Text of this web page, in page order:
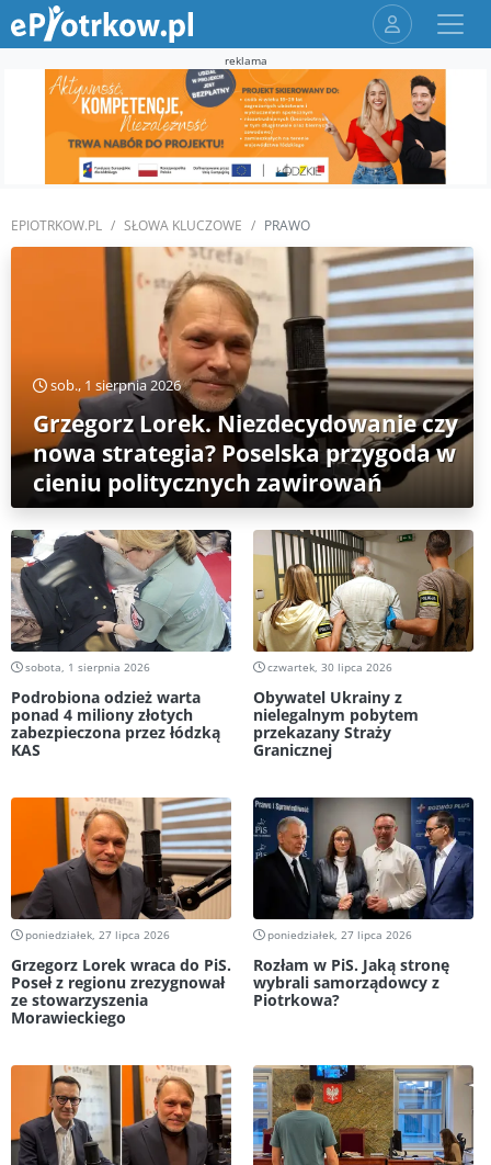
reklama
EPIOTRKOW.PL SŁOWA KLUCZOWE PRAWO
sob., 1 sierpnia 2026
Grzegorz Lorek. Niezdecydowanie czy
nowa strategia? Poselska przygoda w
cieniu politycznych zawirowań
sobota, 1 sierpnia 2026
Podrobiona odzież warta
ponad 4 miliony złotych
zabezpieczona przez łódzką
KAS
czwartek, 30 lipca 2026
Obywatel Ukrainy z
nielegalnym pobytem
przekazany Straży
Granicznej
poniedziałek, 27 lipca 2026
Grzegorz Lorek wraca do PiS.
Poseł z regionu zrezygnował
ze stowarzyszenia
Morawieckiego
poniedziałek, 27 lipca 2026
Rozłam w PiS. Jaką stronę
wybrali samorządowcy z
Piotrkowa?